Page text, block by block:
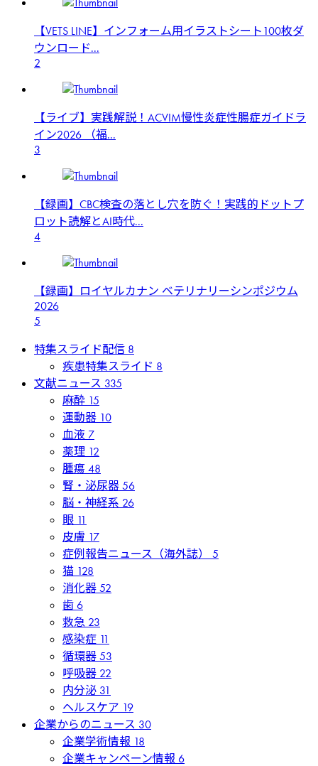
【VETS LINE】インフォーム用イラストシート100枚ダ
ウンロード...
2
【ライブ】実践解説！ACVIM慢性炎症性腸症ガイドラ
イン2026 （福...
3
【録画】CBC検査の落とし穴を防ぐ！実践的ドットプ
ロット読解とAI時代...
4
【録画】ロイヤルカナン ベテリナリーシンポジウム
2026
5
特集スライド配信 8
疾患特集スライド 8
文献ニュース 335
麻酔 15
運動器 10
血液 7
薬理 12
腫瘍48
腎・泌尿器56
脳・神経系 26
眼 11
皮膚 17
症例報告ニュース（海外誌） 5
猫 128
消化器52
歯6
救急 23
感染症 11
循環器53
呼吸器 22
内分泌 31
ヘルスケア 19
企業からのニュース 30
企業学術情報 18
企業キャンペーン情報6